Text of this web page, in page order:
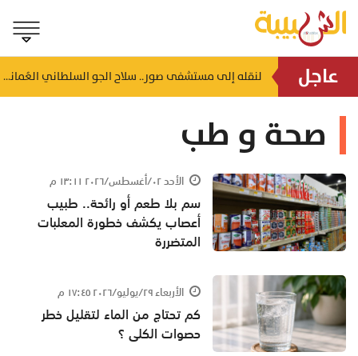
عاجل منذ دقيقة لنقله إلى مستشفى صور.. سلاح الجو السلطاني العُماني ينفذ عملية إخلاء طبي لمواطن
صحة و طب
الأحد ٠٢/أغسطس/٢٠٢٦ ١٣:١١ م
سم بلا طعم أو رائحة.. طبيب
أعصاب يكشف خطورة المعلبات
المتضررة
الأربعاء ٢٩/يوليو/٢٠٢٦ ١٧:٤٥ م
كم تحتاج من الماء لتقليل خطر
حصوات الكلى ؟